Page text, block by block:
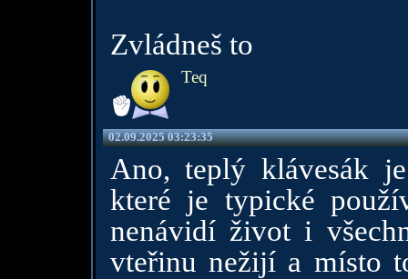
Zvládneš to
Teq
02.09.2025 03:23:35
Ano, teplý klávesák
které je typické
nenávidí život i
vteřinu nežijí a místo